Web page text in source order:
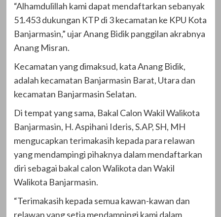
“Alhamdulillah kami dapat mendaftarkan sebanyak
51.453 dukungan KTP di 3 kecamatan ke KPU Kota
Banjarmasin,” ujar Anang Bidik panggilan akrabnya
Anang Misran.
Kecamatan yang dimaksud, kata Anang Bidik,
adalah kecamatan Banjarmasin Barat, Utara dan
kecamatan Banjarmasin Selatan.
Di tempat yang sama, Bakal Calon Wakil Walikota
Banjarmasin, H. Aspihani Ideris, S.AP, SH, MH
mengucapkan terimakasih kepada para relawan
yang mendampingi pihaknya dalam mendaftarkan
diri sebagai bakal calon Walikota dan Wakil
Walikota Banjarmasin.
“Terimakasih kepada semua kawan-kawan dan
relawan yang setia mendampingi kami dalam